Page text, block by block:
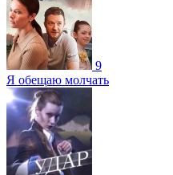
9
Я обещаю молчать